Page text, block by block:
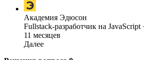
Академия Эдюсон
Fullstack-разработчик на
11 месяцев
Далее